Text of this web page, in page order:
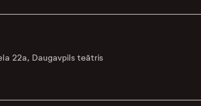
22a, Daugavpils teātris